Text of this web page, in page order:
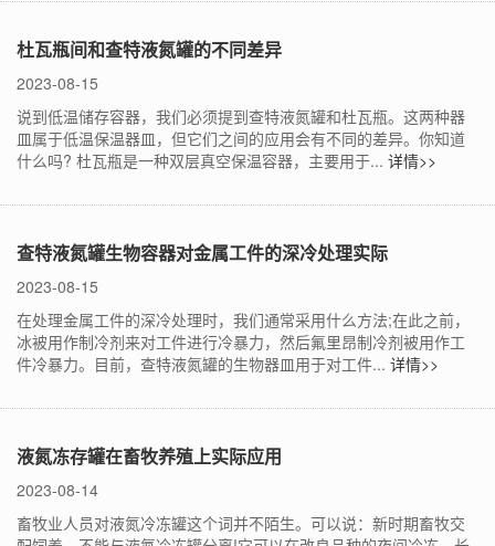
杜瓦瓶间和查特液氮罐的不同差异
2023-08-15
说到低温储存容器，我们必须提到查特液氮罐和杜瓦瓶。这两种器
皿属于低温保温器皿，但它们之间的应用会有不同的差异。你知道
什么吗? 杜瓦瓶是一种双层真空保温容器，主要用于... 详情>>
查特液氮罐生物容器对金属工件的深冷处理实际
2023-08-15
在处理金属工件的深冷处理时，我们通常采用什么方法;在此之前，
冰被用作制冷剂来对工件进行冷暴力，然后氟里昂制冷剂被用作工
件冷暴力。目前，查特液氮罐的生物器皿用于对工件... 详情>>
液氮冻存罐在畜牧养殖上实际应用
2023-08-14
畜牧业人员对液氮冷冻罐这个词并不陌生。可以说：新时期畜牧交